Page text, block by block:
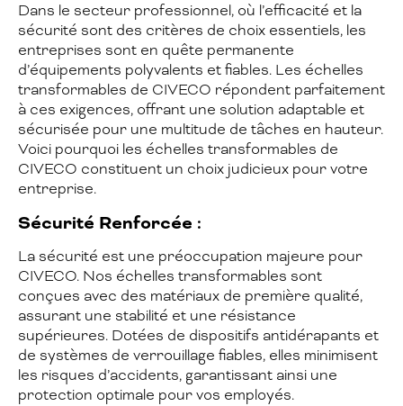
Dans le secteur professionnel, où l’efficacité et la
sécurité sont des critères de choix essentiels, les
entreprises sont en quête permanente
d’équipements polyvalents et fiables. Les échelles
transformables de CIVECO répondent parfaitement
à ces exigences, offrant une solution adaptable et
sécurisée pour une multitude de tâches en hauteur.
Voici pourquoi les échelles transformables de
CIVECO constituent un choix judicieux pour votre
entreprise.
Sécurité Renforcée :
La sécurité est une préoccupation majeure pour
CIVECO. Nos échelles transformables sont
conçues avec des matériaux de première qualité,
assurant une stabilité et une résistance
supérieures. Dotées de dispositifs antidérapants et
de systèmes de verrouillage fiables, elles minimisent
les risques d’accidents, garantissant ainsi une
protection optimale pour vos employés.